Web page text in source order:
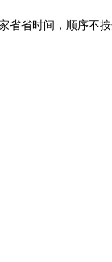
省省时间，顺序不